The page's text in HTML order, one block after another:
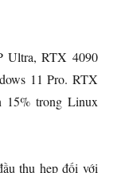
Ultra, RTX 4090
11 Pro. RTX
15% trong Linux
thu hẹp đối với